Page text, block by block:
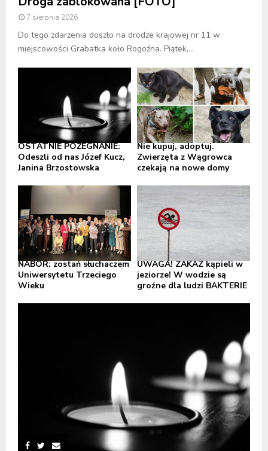
7 sierpnia 2026
Do tego zdarzenia doszło na drodze krajowej nr 11 w
miejscowości Grabatka koło Rogoźna. Piątek,...
OSTATNIE POŻEGNANIE:
Odeszli od nas Józef Kucz,
Janina Brzostowska
Nie kupuj, adoptuj.
Zwierzęta z Wągrowca
czekają na nowe domy
NABÓR: zostań słuchaczem
Uniwersytetu Trzeciego
Wieku
UWAGA! ZAKAZ kąpieli w
jeziorze! W wodzie są
groźne dla ludzi BAKTERIE